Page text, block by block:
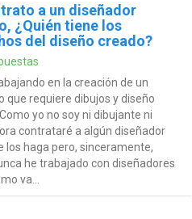
a un diseñador
¿Quién tiene los
del diseño creado?
en la creación de un
que requiere dibujos y diseño
yo no soy ni dibujante ni
contrataré a algún diseñador
los haga pero, sinceramente,
he trabajado con diseñadores
va...